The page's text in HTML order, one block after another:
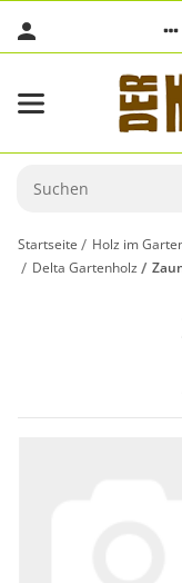
Startseite Holz im
Delta Gartenholz